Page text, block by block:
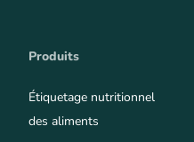
Produits
Étiquetage nutritionnel
des aliments